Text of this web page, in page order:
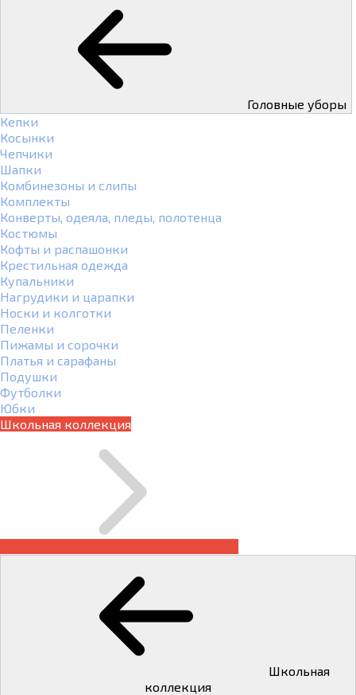
Головные уборы
Кепки
Косынки
Чепчики
Шапки
Комбинезоны и слипы
Комплекты
Конверты, одеяла, пледы, полотенца
Костюмы
Кофты и распашонки
Крестильная одежда
Купальники
Нагрудики и царапки
Носки и колготки
Пеленки
Пижамы и сорочки
Платья и сарафаны
Подушки
Футболки
Юбки
Школьная коллекция
коллекция